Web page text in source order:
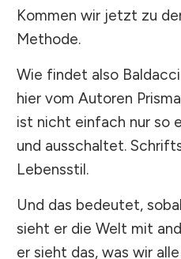
Kommen wir jetzt zu
Methode.
Wie findet also
hier vom Autoren
ist nicht einfach nur so
und ausschaltet.
Lebensstil.
Und das bedeutet,
sieht er die Welt mit
er sieht das, was wir